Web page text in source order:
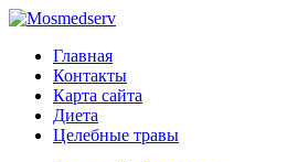
Главная
Контакты
Карта сайта
Диета
Целебные травы